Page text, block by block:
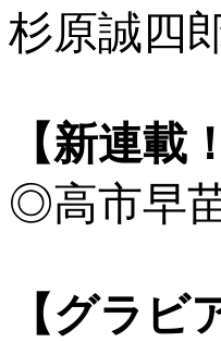
杉原誠四
【新連載
◎高市早
【グラ